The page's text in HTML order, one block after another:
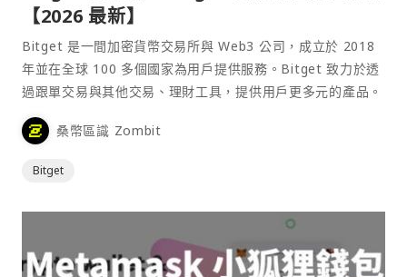
【2026 最新】
Bitget 是一間加密貨幣交易所與 Web3 公司，成立於 2018
年並在全球 100 多個國家為用戶提供服務。Bitget 致力於透
過跟單交易與其他交易、理財工具，提供用戶更多元的產品。
桑幣區識 Zombit
Bitget